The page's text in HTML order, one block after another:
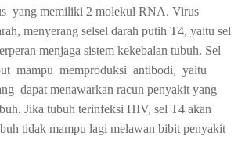
yang memiliki 2 molekul RNA. Virus
menyerang selsel darah putih T4, yaitu sel
menjaga sistem kekebalan tubuh. Sel
mampu memproduksi antibodi, yaitu
dapat menawarkan racun penyakit yang
Jika tubuh terinfeksi HIV, sel T4 akan
tidak mampu lagi melawan bibit penyakit